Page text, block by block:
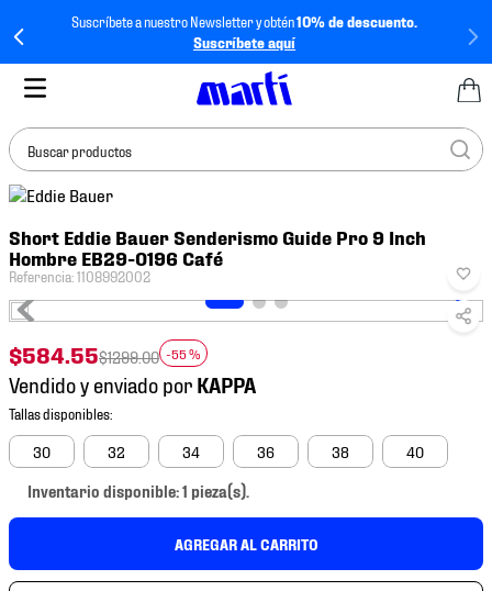
Suscríbete a nuestro Newsletter y obtén10% de descuento.
Suscríbete aquí
Buscar productos
Short Eddie Bauer Senderismo Guide Pro 9 Inch
Hombre EB29-0196 Café
Referencia:1108992002
$584.55$1299.00 -55 %
Vendido y enviado por
30 32 34 36 38 40
Inventario disponible: 1 pieza(s).
AGREGAR AL CARRITO
BUSCADOS
1.
tenis mujer
2.
3.
tenis
4.
tenis futbol
5.
mochila
6.
jersey
7.
mochilas
9.
tenis niño